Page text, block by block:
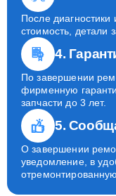
После диагностики
стоимость, детали
4.
По завершении
фирменную
запчасти до 3 лет.
5.
О завершении
уведомление, в
отремонтированную